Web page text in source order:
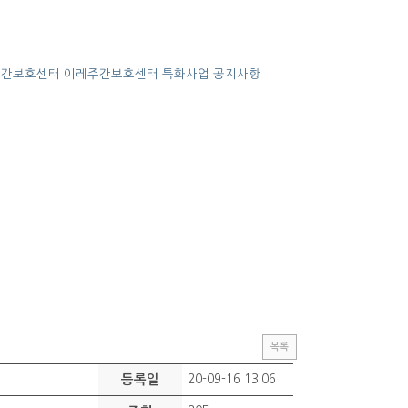
보호센터 이레주간보호센터 특화사업 공지사항
목록
등록일 20-09-16 13:06